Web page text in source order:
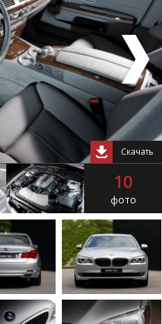
Скачать
10
фото